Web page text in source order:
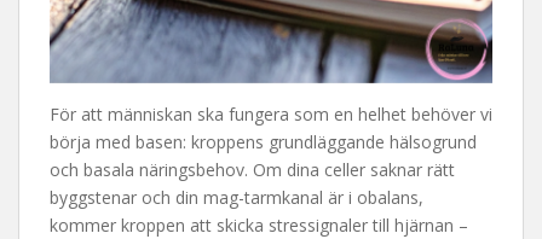
För att människan ska fungera som en helhet behöver vi
börja med basen: kroppens grundläggande hälsogrund
och basala näringsbehov. Om dina celler saknar rätt
byggstenar och din mag-tarmkanal är i obalans,
kommer kroppen att skicka stressignaler till hjärnan –